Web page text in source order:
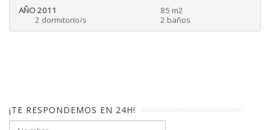
AÑO 2011
85 m2
2 dormitorio/s
2 baños
¡TE RESPONDEMOS EN 24H!